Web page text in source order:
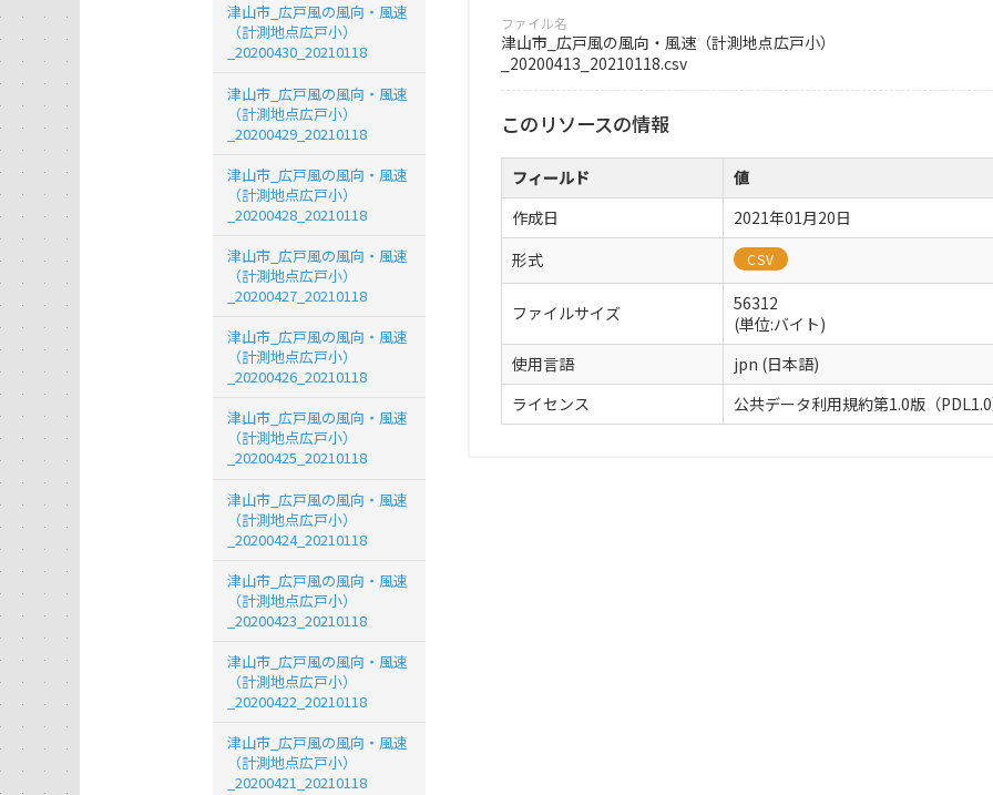
ファイル名
津山市_広戸風の風向・風速（計測地点広戸小）
_20200413_20210118.csv
このリソースの情報
フィールド
値
作成日
2021年01月20日
形式
CSV
ファイルサイズ
56312
(単位:バイト)
使用言語
jpn (日本語)
ライセンス
公共データ利用規約第1.0版（
津山市_広戸風の風向・風速
（計測地点広戸小）
_20200430_20210118
津山市_広戸風の風向・風速
（計測地点広戸小）
_20200429_20210118
津山市_広戸風の風向・風速
（計測地点広戸小）
_20200428_20210118
津山市_広戸風の風向・風速
（計測地点広戸小）
_20200427_20210118
津山市_広戸風の風向・風速
（計測地点広戸小）
_20200426_20210118
津山市_広戸風の風向・風速
（計測地点広戸小）
_20200425_20210118
津山市_広戸風の風向・風速
（計測地点広戸小）
_20200424_20210118
津山市_広戸風の風向・風速
（計測地点広戸小）
_20200423_20210118
津山市_広戸風の風向・風速
（計測地点広戸小）
_20200422_20210118
津山市_広戸風の風向・風速
（計測地点広戸小）
_20200421_20210118